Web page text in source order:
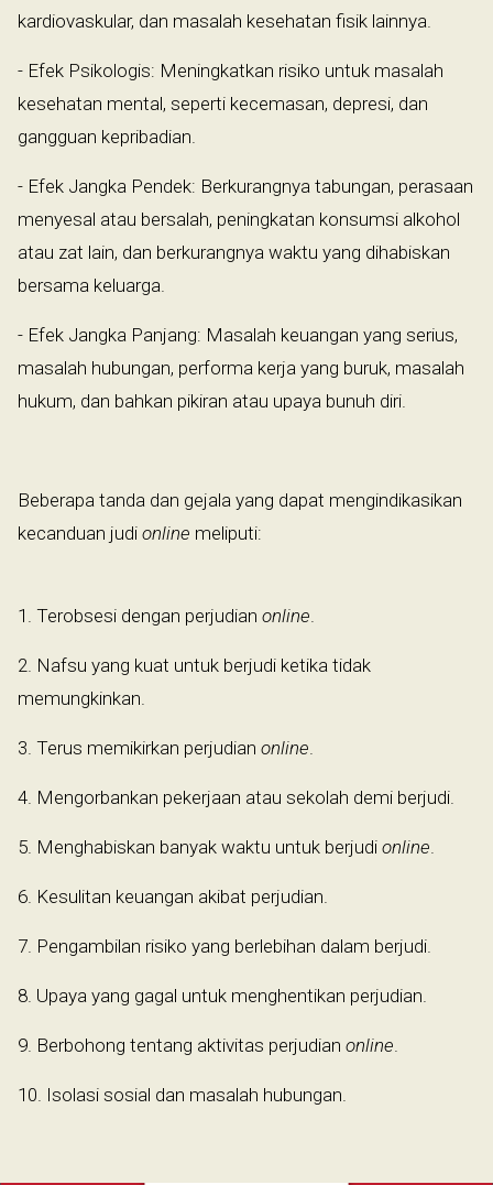
kardiovaskular, dan masalah kesehatan fisik lainnya.
- Efek Psikologis: Meningkatkan risiko untuk masalah
kesehatan mental, seperti kecemasan, depresi, dan
gangguan kepribadian.
- Efek Jangka Pendek: Berkurangnya tabungan, perasaan
menyesal atau bersalah, peningkatan konsumsi alkohol
atau zat lain, dan berkurangnya waktu yang dihabiskan
bersama keluarga.
- Efek Jangka Panjang: Masalah keuangan yang serius,
masalah hubungan, performa kerja yang buruk, masalah
hukum, dan bahkan pikiran atau upaya bunuh diri.
Beberapa tanda dan gejala yang dapat mengindikasikan
kecanduan judi online meliputi:
1. Terobsesi dengan perjudian online
2. Nafsu yang kuat untuk berjudi ketika tidak
memungkinkan.
3. Terus memikirkan perjudian online
4. Mengorbankan pekerjaan atau sekolah demi berjudi.
5. Menghabiskan banyak waktu untuk berjudi online
6. Kesulitan keuangan akibat perjudian.
7. Pengambilan risiko yang berlebihan dalam berjudi.
8. Upaya yang gagal untuk menghentikan perjudian.
9. Berbohong tentang aktivitas perjudian online
10. Isolasi sosial dan masalah hubungan.